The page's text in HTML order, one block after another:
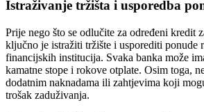
Istraživanje tržišta i usporedba
Prije nego što se odlučite za određeni kredit
ključno je istražiti tržište i usporediti ponude
financijskih institucija. Svaka banka može
kamatne stope i rokove otplate. Osim toga,
dodatnim naknadama ili zahtjevima koji
trošak zaduživanja.